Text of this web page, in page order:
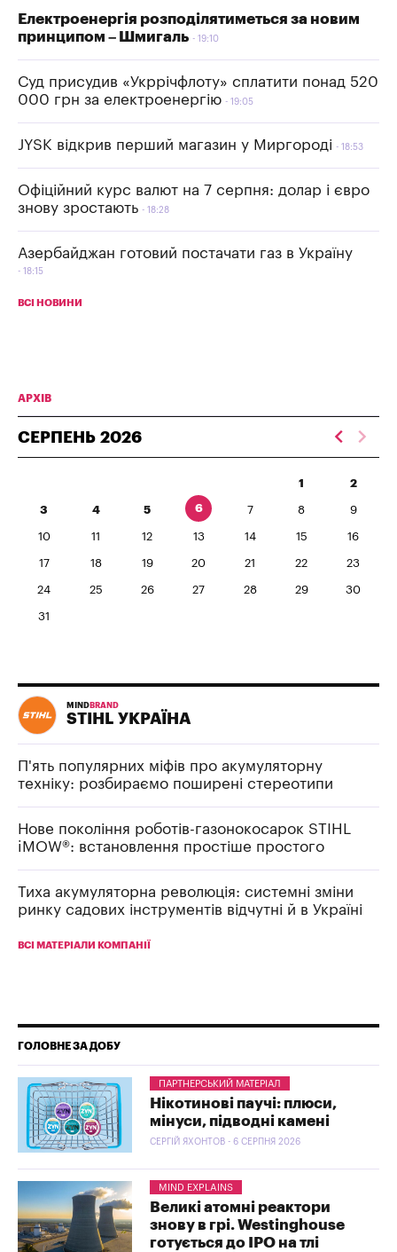
Електроенергія розподілятиметься за новим
принципом – Шмигаль
19:10
Суд присудив «Укррічфлоту» сплатити понад 520
000 грн за електроенергію
19:05
JYSK відкрив перший магазин у Миргороді 18:53
Офіційний курс валют на 7 серпня: долар і євро
знову зростають
18:28
Азербайджан готовий постачати газ в Україну
18:15
ВСІ НОВИНИ
АРХІВ
СЕРПЕНЬ 2026
1 2
3 4 5 6 7 8 9
10 11 12 13 14 15 16
17 18 19 20 21 22 23
24 25 26 27 28 29 30
31
MIND BRAND
STIHL УКРАЇНА
П'ять популярних міфів про акумуляторну
техніку: розбираємо поширені стереотипи
Нове покоління роботів-газонокосарок STIHL
iMOW®: встановлення простіше простого
Тиха акумуляторна революція: системні зміни
ринку садових інструментів відчутні й в Україні
ВСІ МАТЕРІАЛИ КОМПАНІЇ
ГОЛОВНЕ ЗА ДОБУ
ПАРТНЕРСЬКИЙ МАТЕРІАЛ
Нікотинові паучі: плюси,
мінуси, підводні камені
СЕРГІЙ ЯХОНТОВ - 6 СЕРПНЯ 2026
MIND EXPLAINS
Великі атомні реактори
знову в грі. Westinghouse
готується до IPO на тлі